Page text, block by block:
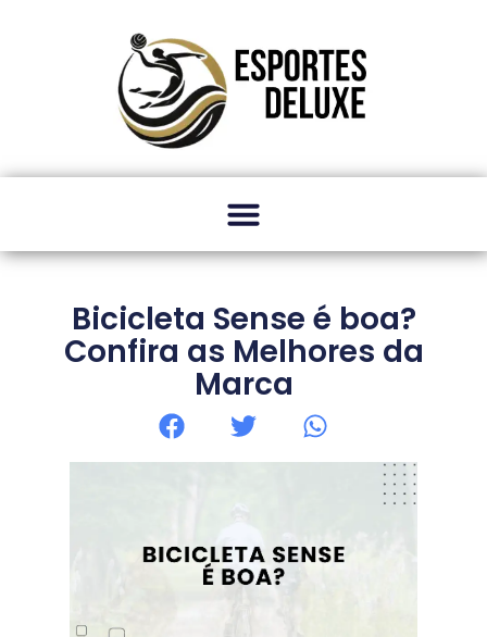
Bicicleta Sense é boa?
Confira as Melhores da
Marca